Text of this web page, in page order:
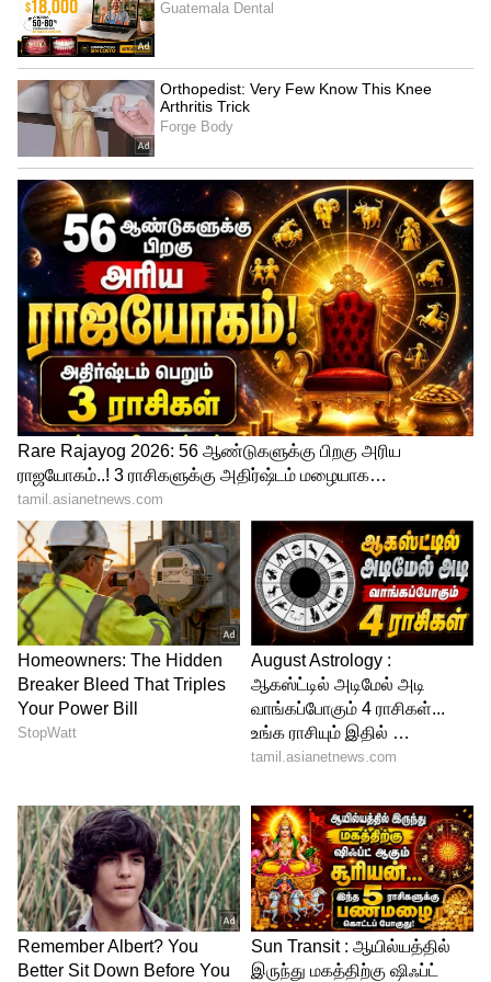
இவருக்கு 40 வயது ஆனாலும், இரண்டு
ஆண் பிள்ளைகளுக்கு தாயாகிவிட்ட
போதிலும், கடின உடல்பயிற்சி மூலம்,
பார்ப்பதற்கு 25 வயது பெண் போலவே
தோற்றமளிக்கிறார். அதே போல் எந்த உடை
அணிந்தாலும் இவருக்கு பொருத்தமாக
இருக்கிறது.
4
4
இந்நிலையில் நடிகைகளுக்கு டஃப்
கொடுக்கும் விதமாக, செம்ம ஸ்டைலிஷான